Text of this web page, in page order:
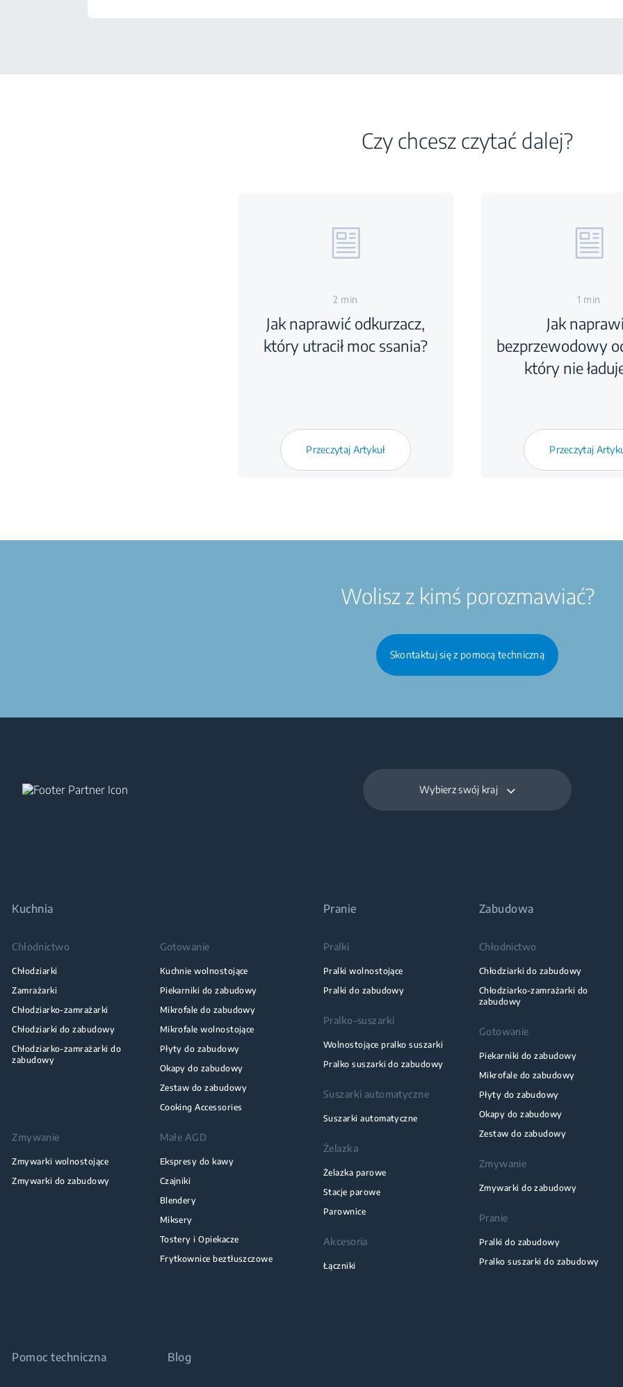
Czy chcesz czytać dalej?
2 min
Jak naprawić odkurzacz,
który utracił moc ssania?
Przeczytaj Artykuł
1 min
Jak
bezprzewodowy
który nie
Przeczytaj
Wolisz z kimś porozmawiać?
Skontaktuj się z pomocą techniczną
Wybierz swój kraj
Kuchnia
Chłodnictwo
Chłodziarki
Zamrażarki
Chłodziarko-zamrażarki
Chłodziarki do zabudowy
Chłodziarko-zamrażarki do
zabudowy
Gotowanie
Kuchnie wolnostojące
Piekarniki do zabudowy
Mikrofale do zabudowy
Mikrofale wolnostojące
Płyty do zabudowy
Okapy do zabudowy
Zestaw do zabudowy
Cooking Accessories
Zmywanie
Zmywarki wolnostojące
Zmywarki do zabudowy
Małe AGD
Ekspresy do kawy
Czajniki
Blendery
Miksery
Tostery i Opiekacze
Frytkownice beztłuszczowe
Pranie
Pralki
Pralki wolnostojące
Pralki do zabudowy
Pralko-suszarki
Wolnostojące pralko suszarki
Pralko suszarki do zabudowy
Suszarki automatyczne
Suszarki automatyczne
Żelazka
Żelazka parowe
Stacje parowe
Parownice
Akcesoria
Łączniki
Zabudowa
Chłodnictwo
Chłodziarki do zabudowy
Chłodziarko-zamrażarki do
zabudowy
Gotowanie
Piekarniki do zabudowy
Mikrofale do zabudowy
Płyty do zabudowy
Okapy do zabudowy
Zestaw do zabudowy
Zmywanie
Zmywarki do zabudowy
Pranie
Pralki do zabudowy
Pralko suszarki do zabudowy
Pomoc techniczna Blog